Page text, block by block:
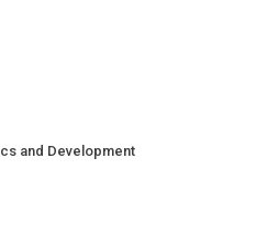
and Development